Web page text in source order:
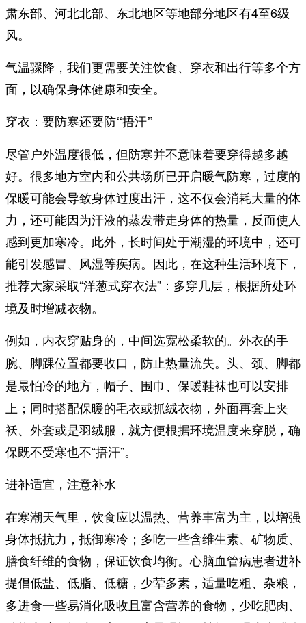
肃东部、河北北部、东北地区等地部分地区有4至6级
风。
气温骤降，我们更需要关注饮食、穿衣和出行等多个方
面，以确保身体健康和安全。
穿衣：要防寒还要防“捂汗”
尽管户外温度很低，但防寒并不意味着要穿得越多越
好。很多地方室内和公共场所已开启暖气防寒，过度的
保暖可能会导致身体过度出汗，这不仅会消耗大量的体
力，还可能因为汗液的蒸发带走身体的热量，反而使人
感到更加寒冷。此外，长时间处于潮湿的环境中，还可
能引发感冒、风湿等疾病。因此，在这种生活环境下，
推荐大家采取“洋葱式穿衣法”：多穿几层，根据所处环
境及时增减衣物。
例如，内衣穿贴身的，中间选宽松柔软的。 外衣的手
腕、脚踝位置都要收口 ，防止热量流失。 头、颈、脚都
是最怕冷的地方 ，帽子、围巾、保暖鞋袜也可以安排
上；同时搭配保暖的毛衣或抓绒衣物，外面再套上夹
袄、外套或是羽绒服，就方便根据环境温度来穿脱，确
保既不受寒也不“捂汗”。
进补适宜，注意补水
在寒潮天气里，饮食应以温热、营养丰富为主，以增强
身体抵抗力，抵御寒冷；多吃一些含维生素、矿物质、
膳食纤维的食物，保证饮食均衡。心脑血管病患者进补
提倡低盐、低脂、低糖，少荤多素，适量吃粗、杂粮 ，
多进食一些易消化吸收且富含营养的食物， 少吃肥肉、